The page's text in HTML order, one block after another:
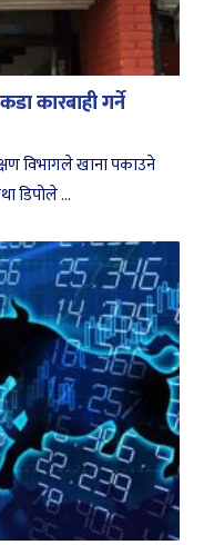
कारबाही गर्ने
विभागले खाना पकाउने
डिपोले ...